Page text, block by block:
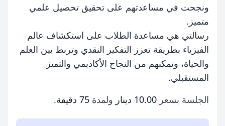
ونجحت في مساعدتهم على تحقيق تحصيل علمي
متميز.
رسالتي هي مساعدة الطلاب على استكشاف عالم
الفيزياء بطريقة تعزز التفكير النقدي وتربط بين العلم
والحياة، وتمكنهم من النجاح الأكاديمي والتميز
المستقبلي.
الجلسة بسعر 10.00 دينار ولمدة 75 دقيقة .